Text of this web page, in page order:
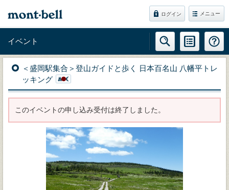
ログイン メニュー
イベント
＜盛岡駅集合＞登山ガイドと歩く 日本百名山 八幡平トレ
ッキング
このイベントの申し込み受付は終了しました。